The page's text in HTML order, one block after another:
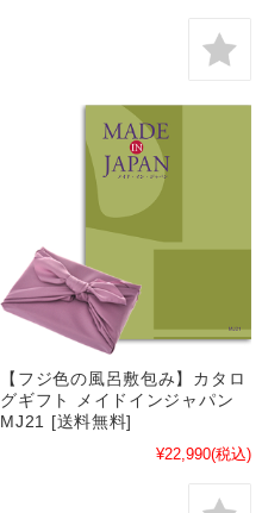
【フジ色の風呂敷包み】カタロ
グギフト メイドインジャパン
MJ21 [送料無料]
¥22,990(税込)